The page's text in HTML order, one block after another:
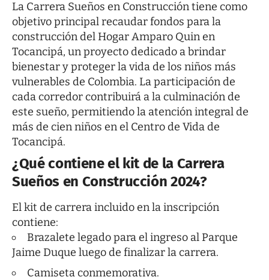
La Carrera Sueños en Construcción tiene como
objetivo principal recaudar fondos para la
construcción del Hogar Amparo Quin en
Tocancipá, un proyecto dedicado a brindar
bienestar y proteger la vida de los niños más
vulnerables de Colombia. La participación de
cada corredor contribuirá a la culminación de
este sueño, permitiendo la atención integral de
más de cien niños en el Centro de Vida de
Tocancipá.
¿Qué contiene el kit de la Carrera
Sueños en Construcción 2024?
El kit de carrera incluido en la inscripción
contiene:
Brazalete legado para el ingreso al Parque
Jaime Duque luego de finalizar la carrera.
Camiseta conmemorativa.